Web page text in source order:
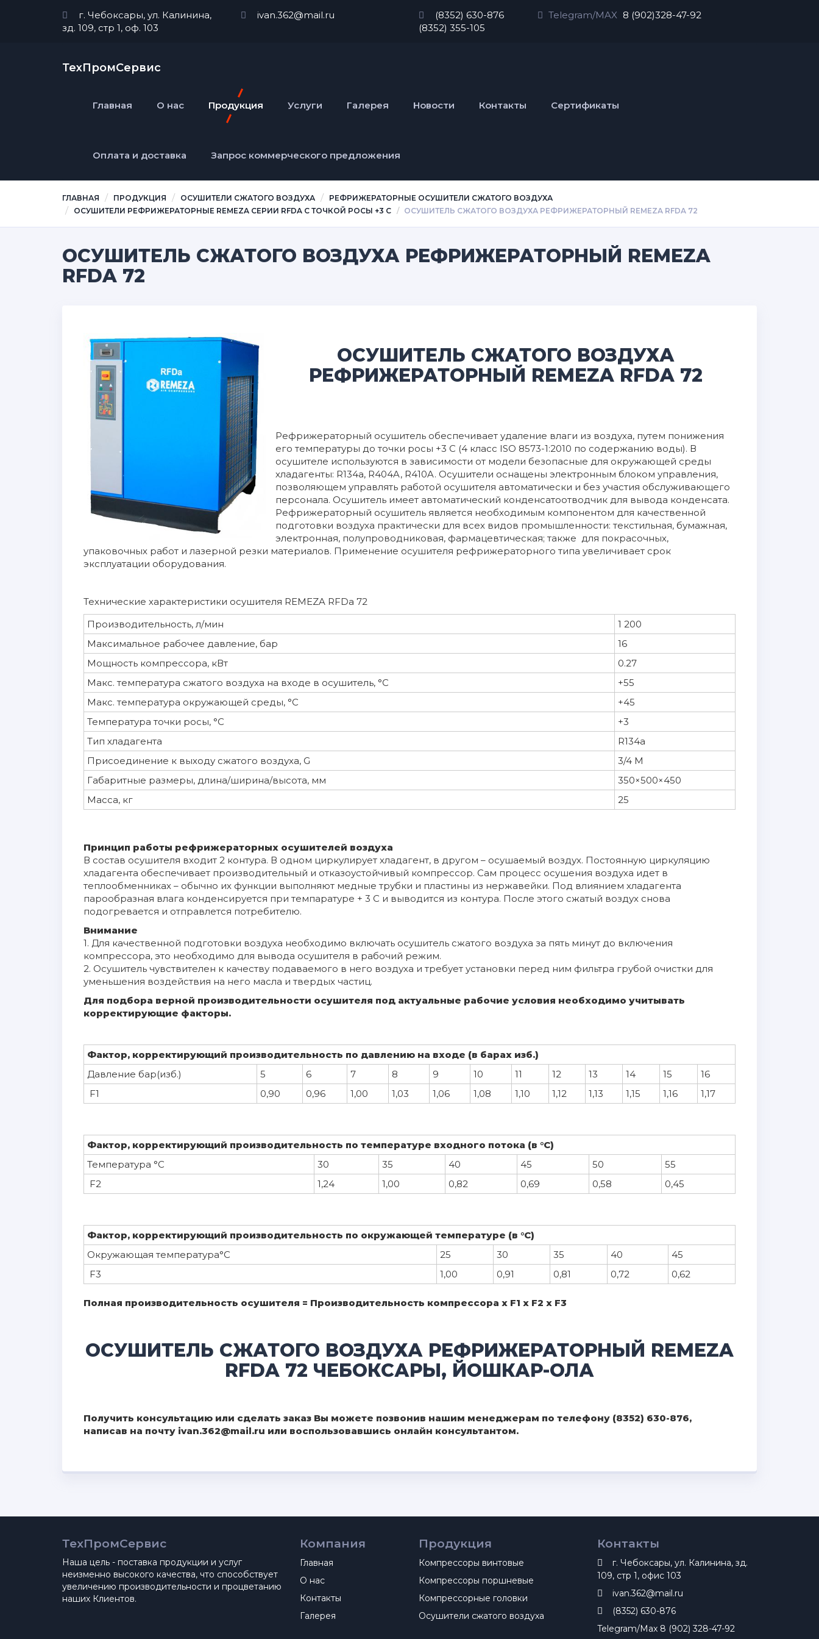
г. Чебоксары, ул. Калинина,
зд. 109, стр 1, оф. 103
ivan.362@mail.ru
(8352) 630-876
(8352) 355-105
Telegram/MAX 8 (902)328-47-92
ТехПромСервис
Главная О нас Продукция Услуги Галерея Новости Контакты Сертификаты
Оплата и доставка Запрос коммерческого предложения
ГЛАВНАЯ ПРОДУКЦИЯ ОСУШИТЕЛИ СЖАТОГО ВОЗДУХА
РЕФРИЖЕРАТОРНЫЕ ОСУШИТЕЛИ СЖАТОГО ВОЗДУХА
ОСУШИТЕЛИ РЕФРИЖЕРАТОРНЫЕ REMEZA СЕРИИ RFDA С ТОЧКОЙ РОСЫ +3 С
ОСУШИТЕЛЬ СЖАТОГО ВОЗДУХА РЕФРИЖЕРАТОРНЫЙ REMEZA RFDA 72
ОСУШИТЕЛЬ СЖАТОГО ВОЗДУХА РЕФРИЖЕРАТОРНЫЙ REMEZA
RFDA 72
ОСУШИТЕЛЬ СЖАТОГО ВОЗДУХА
РЕФРИЖЕРАТОРНЫЙ REMEZA RFDA 72
Рефрижераторный осушитель обеспечивает удаление влаги из воздуха, путем понижения
его температуры до точки росы +3 С (4 класс ISO 8573-1:2010 по содержанию воды). В
осушителе используются в зависимости от модели безопасные для окружающей среды
хладагенты: R134a, R404A, R410A. Осушители оснащены электронным блоком управления,
позволяющем управлять работой осушителя автоматически и без участия обслуживающего
персонала. Осушитель имеет автоматический конденсатоотводчик для вывода конденсата.
Рефрижераторный осушитель является необходимым компонентом для качественной
подготовки воздуха практически для всех видов промышленности: текстильная, бумажная,
электронная, полупроводниковая, фармацевтическая; также для покрасочных,
упаковочных работ и лазерной резки материалов. Применение осушителя рефрижераторного типа увеличивает срок
эксплуатации оборудования.
Технические характеристики осушителя REMEZA RFDa 72
Производительность, л/мин
1 200
Максимальное рабочее давление, бар
16
Мощность компрессора, кВт
0.27
Макс. температура сжатого воздуха на входе в осушитель, °С
+55
Макс. температура окружающей среды, °С
+45
Температура точки росы, °С
+3
Тип хладагента
R134a
Присоединение к выходу сжатого воздуха, G
3/4 М
Габаритные размеры, длина/ширина/высота, мм
350×500×450
Масса, кг
25
Принцип работы рефрижераторных осушителей воздуха
В состав осушителя входит 2 контура. В одном циркулирует хладагент, в другом – осушаемый воздух. Постоянную циркуляцию
хладагента обеспечивает производительный и отказоустойчивый компрессор. Сам процесс осушения воздуха идет в
теплообменниках – обычно их функции выполняют медные трубки и пластины из нержавейки. Под влиянием хладагента
парообразная влага конденсируется при темпаратуре + 3 С и выводится из контура. После этого сжатый воздух снова
подогревается и отправлется потребителю.
Внимание
1. Для качественной подготовки воздуха необходимо включать осушитель сжатого воздуха за пять минут до включения
компрессора, это необходимо для вывода осушителя в рабочий режим.
2. Осушитель чувствителен к качеству подаваемого в него воздуха и требует установки перед ним фильтра грубой очистки для
уменьшения воздействия на него масла и твердых частиц.
Для подбора верной производительности осушителя под актуальные рабочие условия необходимо учитывать
корректирующие факторы.
Фактор, корректирующий производительность по давлению на входе (в барах изб.)
Давление бар(изб.)
5 6 7 8 9 10 11 12 13 14 15
16
F1
0,90 0,96 1,00 1,03 1,06 1,08 1,10 1,12 1,13 1,15 1,16 1,17
Фактор, корректирующий производительность по температуре входного потока (в °С)
Температура °C
30 35 40 45 50
55
F2
1,24 1,00 0,82 0,69 0,58 0,45
Фактор, корректирующий производительность по окружающей температуре (в °С)
Окружающая температура°C
25 30 35 40
45
F3
1,00 0,91 0,81 0,72 0,62
Полная производительность осушителя = Производительность компрессора х F1 х F2 х F3
ОСУШИТЕЛЬ СЖАТОГО ВОЗДУХА РЕФРИЖЕРАТОРНЫЙ REMEZA
RFDA 72 ЧЕБОКСАРЫ, ЙОШКАР-ОЛА
Получить консультацию или сделать заказ Вы можете позвонив нашим менеджерам по телефону (8352) 630-876,
написав на почту ivan.362@mail.ru или воспользовавшись онлайн консультантом.
ТехПромСервис
Наша цель - поставка продукции и услуг
неизменно высокого качества, что способствует
увеличению производительности и процветанию
наших Клиентов.
Компания
Главная
О нас
Контакты
Галерея
Продукция
Компрессоры винтовые
Компрессоры поршневые
Компрессорные головки
Осушители сжатого воздуха
Контакты
г. Чебоксары, ул. Калинина, зд.
109, стр 1, офис 103
ivan.362@mail.ru
(8352) 630-876
Telegram/Max 8 (902) 328-47-92